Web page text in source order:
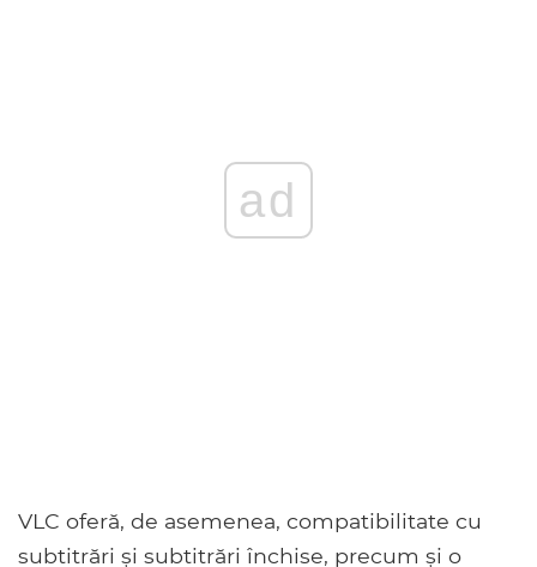
ad
VLC oferă, de asemenea, compatibilitate cu
subtitrări și subtitrări închise, precum și o